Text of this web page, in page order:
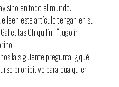
sino en todo el mundo.
leen este artículo tengan en su
Chiquilín”, “Jugolín”,
la siguiente pregunta: ¿qué
prohibitivo para cualquier